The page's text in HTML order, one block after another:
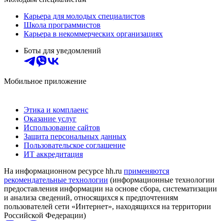
Карьера для молодых специалистов
Школа программистов
Карьера в некоммерческих организациях
Боты для уведомлений
Мобильное приложение
Этика и комплаенс
Оказание услуг
Использование сайтов
Защита персональных данных
Пользовательское соглашение
ИТ аккредитация
На информационном ресурсе hh.ru применяются
рекомендательные технологии (информационные технологии
предоставления информации на основе сбора, систематизации
и анализа сведений, относящихся к предпочтениям
пользователей сети «Интернет», находящихся на территории
Российской Федерации)